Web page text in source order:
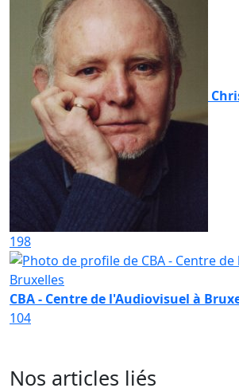
198
CBA - Centre de l'Audiovisuel à
104
Nos articles liés